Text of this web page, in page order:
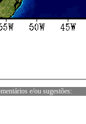
e/ou sugestões: